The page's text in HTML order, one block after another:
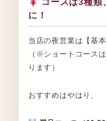
コースは3種類
に！
当店の夜営業は【基
（※ショートコース
ります）
おすすめはやはり、